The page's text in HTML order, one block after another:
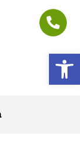
פתח סרגל נגישות